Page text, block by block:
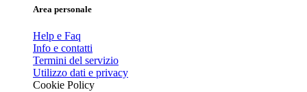
Area personale
Help e Faq
Info e contatti
Termini del servizio
Utilizzo dati e privacy
Cookie Policy